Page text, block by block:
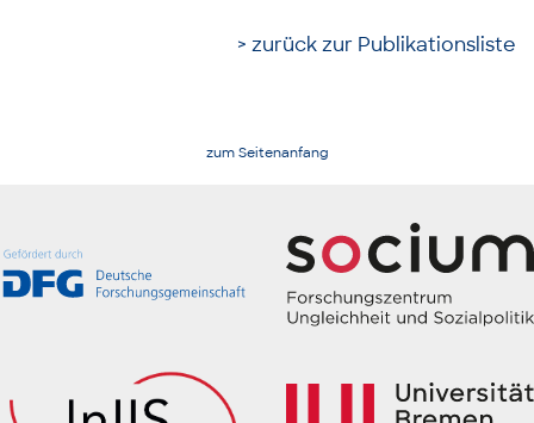
> zurück zur Publikationsliste
zum Seitenanfang